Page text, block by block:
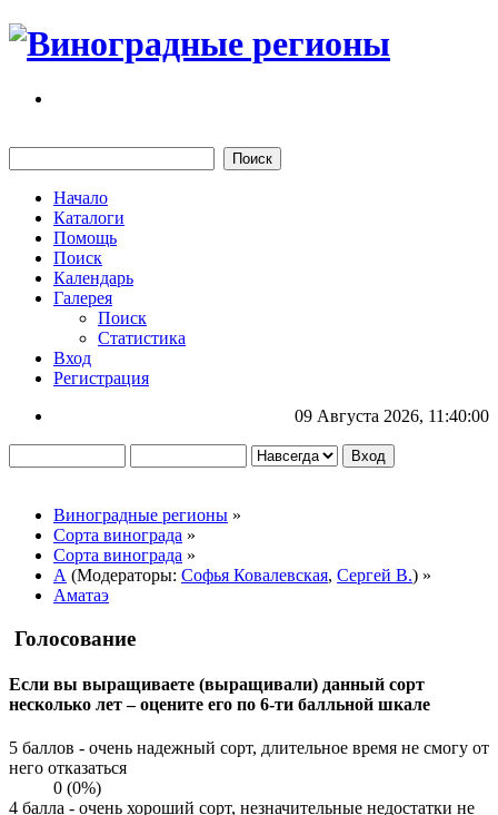
Начало
Каталоги
Помощь
Поиск
Календарь
Галерея
Поиск
Статистика
Вход
Регистрация
09 Августа 2026, 11:40:00
Виноградные регионы »
Сорта винограда »
Сорта винограда »
А (Модераторы: Софья Ковалевская, Сергей В.) »
Аматаэ
Голосование
Если вы выращиваете (выращивали) данный сорт
несколько лет – оцените его по 6-ти балльной шкале
5 баллов - очень надежный сорт, длительное время не смогу от
него отказаться
0 (0%)
4 балла - очень хороший сорт, незначительные недостатки не